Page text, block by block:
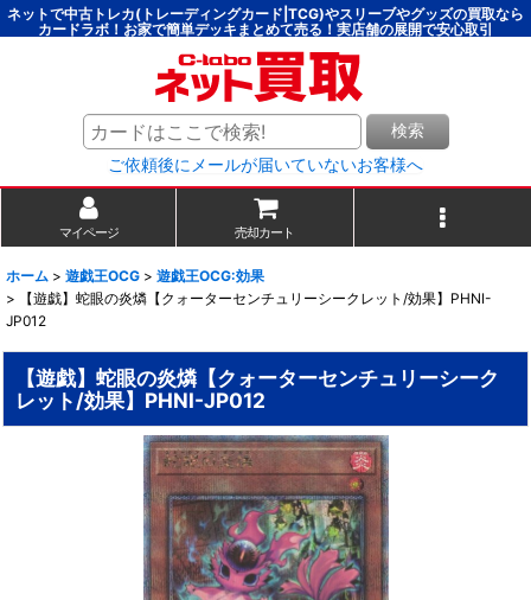
ネットで中古トレカ(トレーディングカード|TCG)やスリーブやグッズの買取なら
カードラボ！お家で簡単デッキまとめて売る！実店舗の展開で安心取引
検索
ご依頼後にメールが届いていないお客様へ
マイページ 売却カート
ホーム > 遊戯王OCG > 遊戯王OCG:効果
>
【遊戯】蛇眼の炎燐【クォーターセンチュリーシークレット/効果】PHNI-
JP012
【遊戯】蛇眼の炎燐【クォーターセンチュリーシーク
レット/効果】PHNI-JP012